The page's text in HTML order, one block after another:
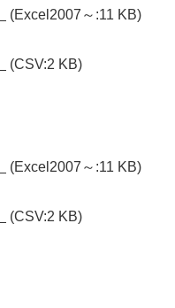
(Excel2007～:11 KB)
(CSV:2 KB)
(Excel2007～:11 KB)
(CSV:2 KB)